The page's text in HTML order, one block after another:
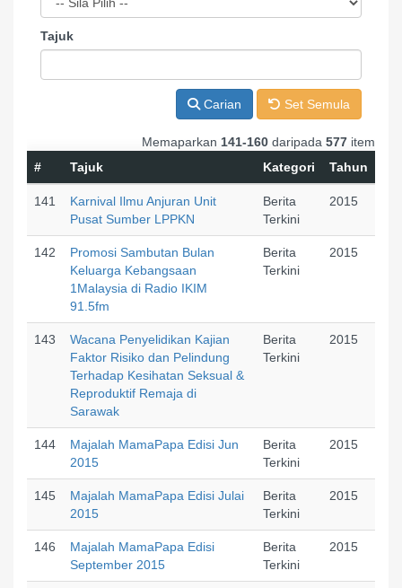
Tajuk
Carian Set Semula
Memaparkan 141-160 daripada 577 item
#
Tajuk Kategori Tahun
141
Karnival Ilmu Anjuran Unit
Pusat Sumber LPPKN
Berita
Terkini
2015
142
Promosi Sambutan Bulan
Keluarga Kebangsaan
1Malaysia di Radio IKIM
91.5fm
Berita
Terkini
2015
143
Wacana Penyelidikan Kajian
Faktor Risiko dan Pelindung
Terhadap Kesihatan Seksual &
Reproduktif Remaja di
Sarawak
Berita
Terkini
2015
144
Majalah MamaPapa Edisi Jun
2015
Berita
Terkini
2015
145
Majalah MamaPapa Edisi Julai
2015
Berita
Terkini
2015
146
Majalah MamaPapa Edisi
September 2015
Berita
Terkini
2015